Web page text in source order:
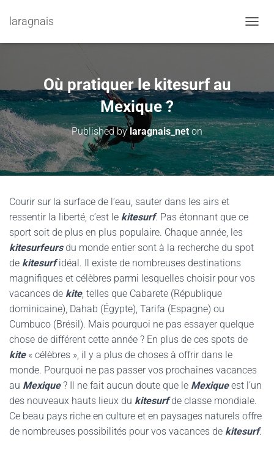
laragnais
Où pratiquer le kitesurf au
Mexique ?
Published bylaragnais_neton
Courir sur la surface de l’eau, sauter dans les airs et
ressentir la liberté, c’est le kitesurf. Pas étonnant que ce
sport soit de plus en plus populaire. Chaque année, les
kitesurfeursdu monde entier sont à la recherche du spot
de kitesurfidéal. Il existe de nombreuses destinations
magnifiques et célèbres parmi lesquelles choisir pour vos
vacances de kite, telles que Cabarete (République
dominicaine), Dahab (Égypte), Tarifa (Espagne) ou
Cumbuco (Brésil). Mais pourquoi ne pas essayer quelque
chose de différent cette année ? En plus de ces spots de
kite« célèbres », il y a plus de choses à offrir dans le
monde. Pourquoi ne pas passer vos prochaines vacances
au Mexique? Il ne fait aucun doute que le Mexiqueest l’un
des nouveaux hauts lieux du kitesurfde classe mondiale.
Ce beau pays riche en culture et en paysages naturels offre
de nombreuses possibilités pour vos vacances de kitesurf.